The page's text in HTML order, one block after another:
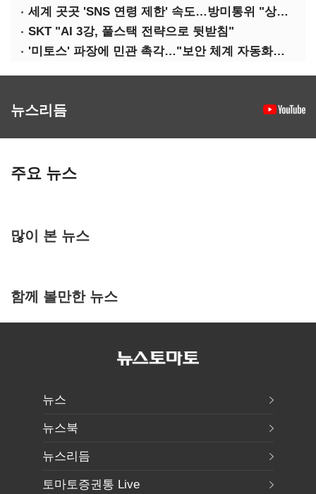
세계 곳곳 'SNS 연령 제한' 속도…방미통위 "상반기 중 의견수렴"
SKT "AI 3강, 풀스택 전략으로 뒷받침"
'미토스' 파장에 민관 촉각…"보안 체계 자동화로 대응해야"
뉴스리듬
주요 뉴스
많이 본 뉴스
함께 볼만한 뉴스
뉴스
뉴스북
뉴스리듬
토마토증권통 Live